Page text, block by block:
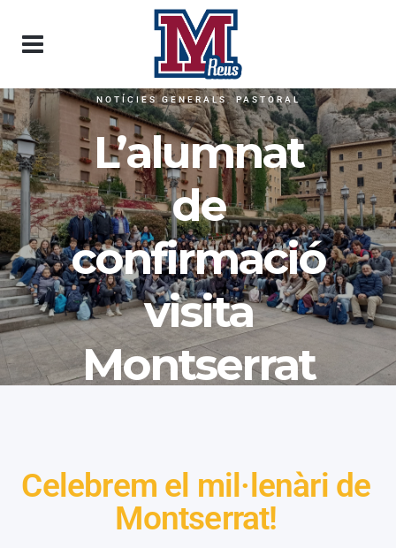
NOTÍCIES GENERALS,PASTORAL
L’alumnat
de
confirmació
visita
Montserrat
Celebrem el mil·lenàri de
Montserrat!